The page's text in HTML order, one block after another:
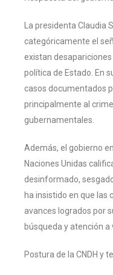
La presidenta Claudia
categóricamente el
existan
política de Estado. En
casos documentados
principalmente al
gubernamentales.
Además, el gobierno
Naciones Unidas
desinformado,
ha insistido en que las
avances logrados por
búsqueda y atención a
Postura de la CNDH y